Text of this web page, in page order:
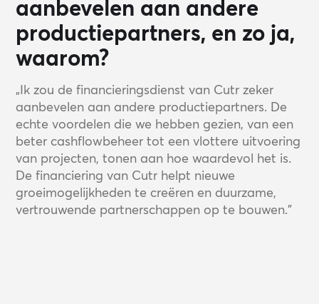
aanbevelen aan andere
productiepartners, en zo ja,
waarom?
„Ik zou de financieringsdienst van Cutr zeker
aanbevelen aan andere productiepartners. De
echte voordelen die we hebben gezien, van een
beter cashflowbeheer tot een vlottere uitvoering
van projecten, tonen aan hoe waardevol het is.
De financiering van Cutr helpt nieuwe
groeimogelijkheden te creëren en duurzame,
vertrouwende partnerschappen op te bouwen.”